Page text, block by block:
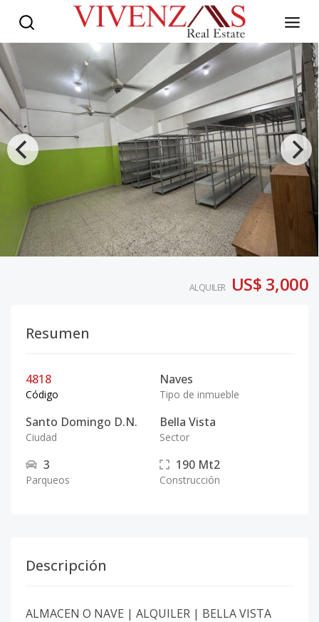
ALQUILER US$ 3,000
Resumen
4818
Código
Naves
Tipo de inmueble
Santo Domingo D.N.
Ciudad
Bella Vista
Sector
3
Parqueos
190 Mt2
Construcción
Descripción
ALMACEN O NAVE | ALQUILER | BELLA VISTA